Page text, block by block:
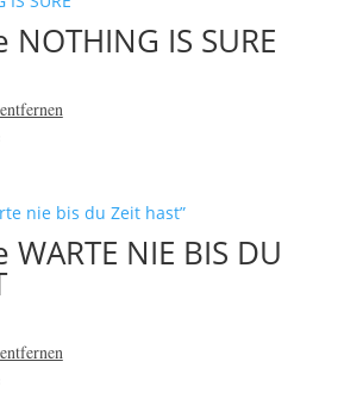
IS SURE
entfernen
NIE BIS DU
entfernen